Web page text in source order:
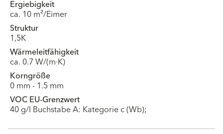
Ergiebigkeit
ca. 10 m²/Eimer
Struktur
1,5K
Wärmeleitfähigkeit
ca. 0.7 W/(m·K)
Korngröße
0 mm - 1.5 mm
VOC EU-Grenzwert
40 g/l Buchstabe A: Kategorie c (Wb);